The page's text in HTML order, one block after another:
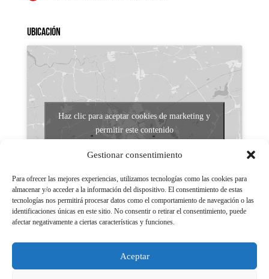
Gestionar consentimiento
Para ofrecer las mejores experiencias, utilizamos tecnologías como las cookies para
almacenar y/o acceder a la información del dispositivo. El consentimiento de estas
tecnologías nos permitirá procesar datos como el comportamiento de navegación o las
identificaciones únicas en este sitio. No consentir o retirar el consentimiento, puede
afectar negativamente a ciertas características y funciones.
Aceptar
Ubicación
Haz clic para aceptar cookies de marketing y
permitir este contenido
Aviso legal